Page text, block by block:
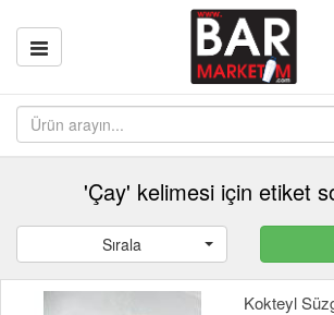
'Çay' kelimesi için etiket
Sırala
Kokteyl